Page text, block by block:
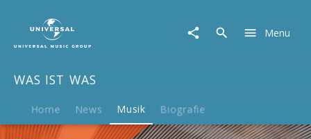
Eisenbahn
Menu
WAS IST WAS
Home News Musik Biografie